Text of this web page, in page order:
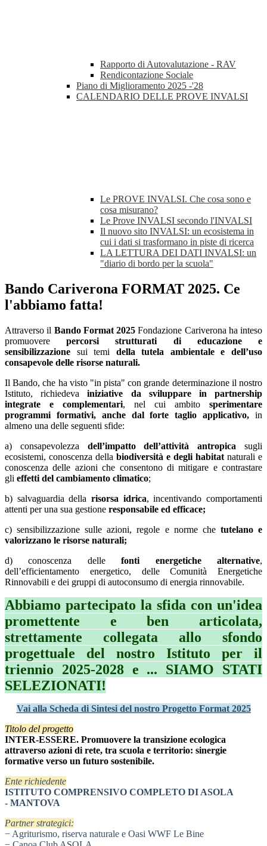
Rapporto di Autovalutazione - RAV
Rendicontazione Sociale
Piano di Miglioramento 2025 -'28
CALENDARIO DELLE PROVE INVALSI
Le PROVE INVALSI. Che cosa sono e
cosa misurano?
Le Prove INVALSI secondo l'INVALSI
Il nuovo sito INVALSI: un ecosistema in
cui i dati si trasformano in piste di ricerca
LA LETTURA DEI DATI INVALSI: un
"diario di bordo per la scuola"
Bando Cariverona FORMAT 2025. Ce
l'abbiamo fatta!
Attraverso il Bando Format 2025 Fondazione Cariverona ha inteso
promuovere
percorsi strutturati di educazione e
sensibilizzazione
sui temi
della tutela ambientale e dell’uso
consapevole delle risorse naturali.
Il Bando, che ha visto "in pista" con grande determinazione il nostro
Istituto, richiedevainiziative
da sviluppare in partnership
integrate e complementari, nel cui ambito sperimentare
programmi formativi, anche dal forte taglio applicativo, in
almeno una delle seguenti sfide:
a) consapevolezza
dell’impatto dell’attività antropica
sugli
ecosistemi, conoscenza della biodiversità e degli habitat naturali e
conoscenza delle azioni che consentono di mitigare e contrastare
gli effetti del cambiamento climatico;
b) salvaguardia della risorsa idrica, incentivando comportamenti
attenti per una sua gestione responsabile ed efficace;
c) sensibilizzazione sulle azioni, regole e norme che tutelano e
valorizzano le risorse naturali;
d) conoscenza delle
fonti energetiche alternative,
dell’efficientamento energetico, delle Comunità Energetiche
Rinnovabili e dei gruppi di autoconsumo di energia rinnovabile.
Abbiamo partecipato la sfida con un'idea
promettente e ben articolata,
strettamente collegata allo sfondo
progettuale del nostro Istituto per il
triennio 2025-2028 e ... SIAMO STATI
SELEZIONATI!
Vai alla Scheda di Sintesi del nostro Progetto Format 2025
Titolo del progetto
INTER-ESSERE. Promuovere la transizione ecologica
attraverso azioni di rete, tra scuola e territorio: sinergie
formative verso un futuro sostenibile.
Ente richiedente
ISTITUTO COMPRENSIVO COMPLETO DI ASOLA
- MANTOVA
Partner strategici:
− Agriturismo, riserva naturale e Oasi WWF Le Bine